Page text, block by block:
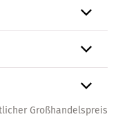
Großhandelspreis